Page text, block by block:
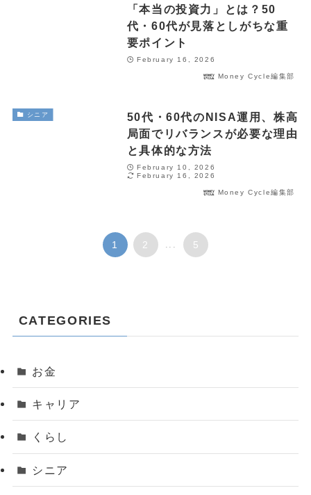
「本当の投資力」とは？50
代・60代が見落としがちな重
要ポイント
February 16, 2026
Money Cycle編集部
シニア
50代・60代のNISA運用、株高
局面でリバランスが必要な理由
と具体的な方法
February 10, 2026
February 16, 2026
Money Cycle編集部
1 2 5
CATEGORIES
お金
キャリア
くらし
シニア